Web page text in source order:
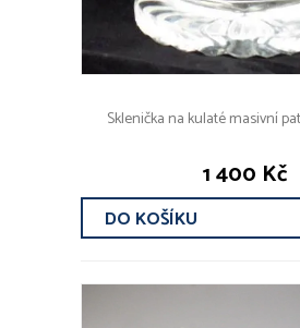
Sklenička na kulaté masivní
1 400 Kč
DO KOŠÍKU